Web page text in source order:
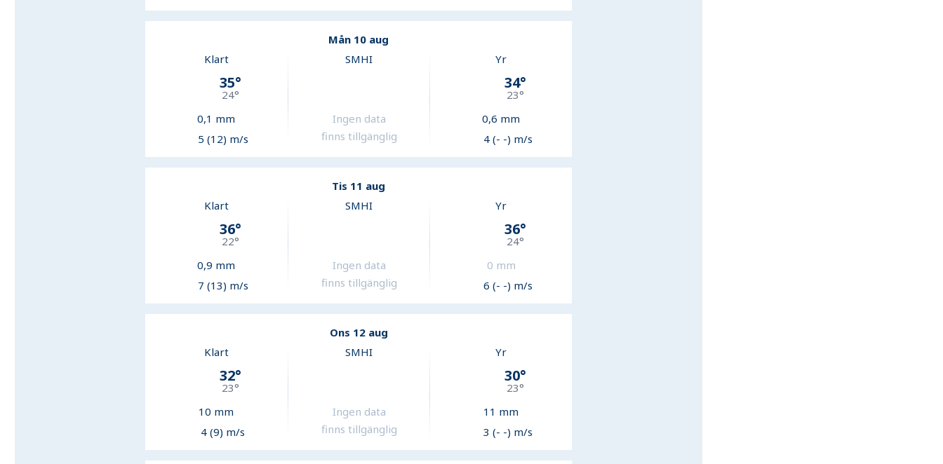
Mån 10 aug
Klart
35°
24°
0,1 mm
5 (12) m/s
SMHI
Ingen data
finns tillgänglig
Yr
34°
23°
0,6 mm
4 (- -) m/s
Tis 11 aug
Klart
36°
22°
0,9 mm
7 (13) m/s
SMHI
Ingen data
finns tillgänglig
Yr
36°
24°
0 mm
6 (- -) m/s
Ons 12 aug
Klart
32°
23°
10 mm
4 (9) m/s
SMHI
Ingen data
finns tillgänglig
Yr
30°
23°
11 mm
3 (- -) m/s